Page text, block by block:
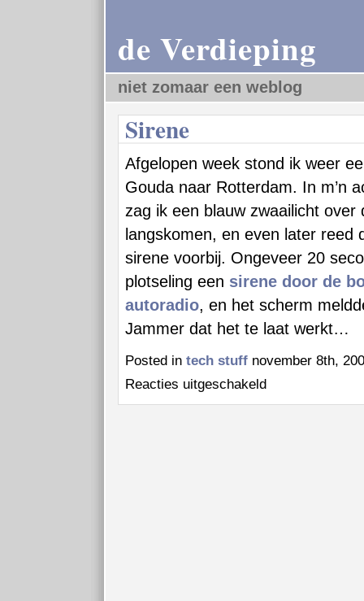
de Verdieping
niet zomaar een weblog
Sirene
Afgelopen week stond ik weer
Gouda naar Rotterdam. In m’n
zag ik een blauw zwaailicht over
langskomen, en even later reed
sirene voorbij. Ongeveer 20
plotseling een sirene door de
autoradio, en het scherm
Jammer dat het te laat werkt…
Posted in tech stuff november 8th,
Reacties uitgeschakeldvoor